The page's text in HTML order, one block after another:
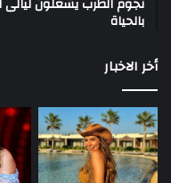
بالحياة
أخر الاخبار